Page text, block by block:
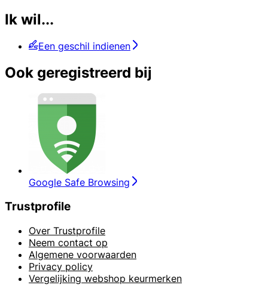
Ik wil...
Een geschil indienen
Ook geregistreerd bij
Google Safe Browsing
Trustprofile
Over Trustprofile
Neem contact op
Algemene voorwaarden
Privacy policy
Vergelijking webshop keurmerken